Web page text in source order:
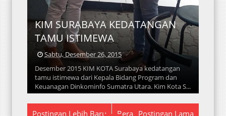
KIM SURABAYA KEDATANGAN
TAMU ISTIMEWA
Sabtu, Desember 26, 2015
Desember 2015 KIM KOTA Surabaya kedatangan
tamu istimewa dari Kepala Bidang Program dan
Keuanagan Dinkominfo Sumatra Utara. Kim Kota S...
Postingan Lebih Baru Postingan Lama
Bera